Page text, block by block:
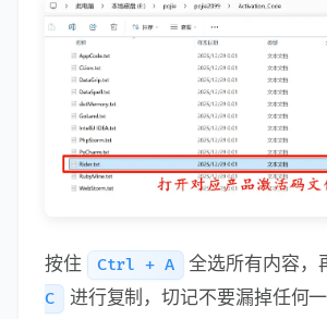
按住 Ctrl + A 全选所有内容，
C
进行复制，切记不要漏掉任何